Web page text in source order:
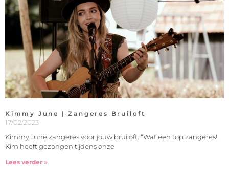
Kimmy June | Zangeres Bruiloft
17/02/2023
Kimmy June zangeres voor jouw bruiloft. “Wat een top zangeres!
Kim heeft gezongen tijdens onze
Lees verder »